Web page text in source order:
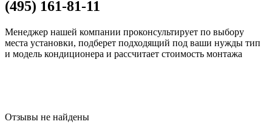
(495) 161-81-11
Менеджер нашей компании проконсультирует по выбору
места установки, подберет подходящий под ваши нужды тип
и модель кондиционера и рассчитает стоимость монтажа
Отзывы не найдены